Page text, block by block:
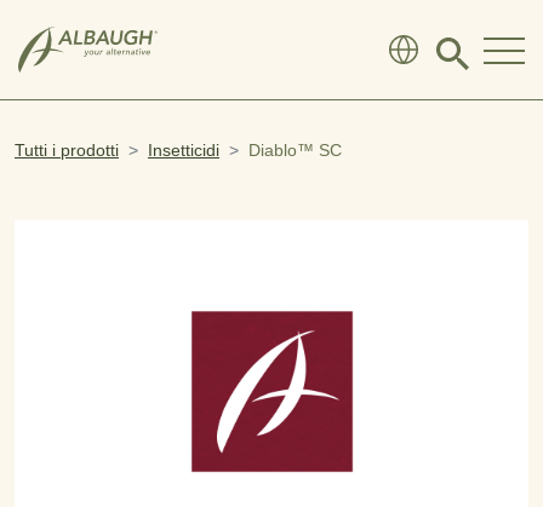
Click
search
Tutti i prodotti Insetticidi Diablo™ SC